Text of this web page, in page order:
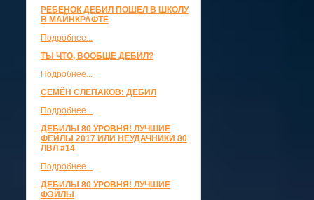
РЕБЕНОК ДЕБИЛ ПОШЕЛ В ШКОЛУ
В МАЙНКРАФТЕ
Подробнее...
ТЫ ЧТО, ВООБЩЕ ДЕБИЛ?
Подробнее...
СЕМЁН СЛЕПАКОВ: ДЕБИЛ
Подробнее...
ДЕБИЛЫ 80 УРОВНЯ! ЛУЧШИЕ
ФЕЙЛЫ 2017 ИЛИ НЕУДАЧНИКИ 80
ЛВЛ #14
Подробнее...
ДЕБИЛЫ 80 УРОВНЯ! ЛУЧШИЕ
ФЭЙЛЫ